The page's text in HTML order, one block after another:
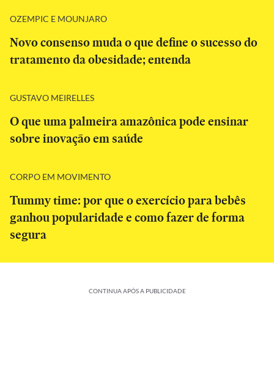
OZEMPIC E MOUNJARO
Novo consenso muda o que define o sucesso do
tratamento da obesidade; entenda
GUSTAVO MEIRELLES
O que uma palmeira amazônica pode ensinar
sobre inovação em saúde
CORPO EM MOVIMENTO
Tummy time: por que o exercício para bebês
ganhou popularidade e como fazer de forma
segura
CONTINUA APÓS A PUBLICIDADE